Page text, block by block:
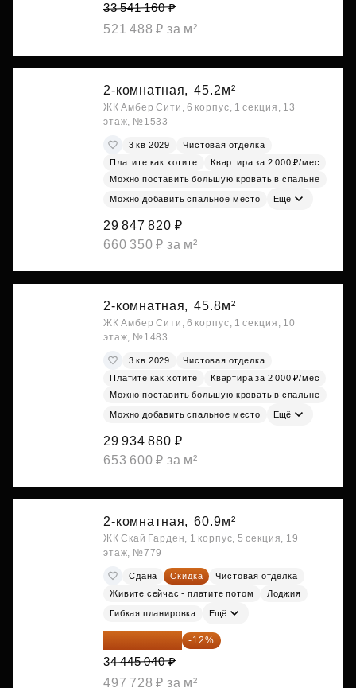
33 541 160 ₽
521 488 ₽ за м²
2-комнатная, 45.2м²
ЖК Амбер Сити, 6 корпус, 1 секция, 13
этаж, №1533
3 кв 2029
Чистовая отделка
Платите как хотите
Квартира за 2 000 ₽/мес
Можно поставить большую кровать в спальне
Можно добавить спальное место Ещё
29 847 820 ₽
660 350 ₽ за м²
2-комнатная, 45.8м²
ЖК Амбер Сити, 6 корпус, 1 секция, 10
этаж, №1483
3 кв 2029
Чистовая отделка
Платите как хотите
Квартира за 2 000 ₽/мес
Можно поставить большую кровать в спальне
Можно добавить спальное место Ещё
29 934 880 ₽
653 600 ₽ за м²
2-комнатная, 60.9м²
ЖК Скай Гарден, 1 корпус, 5 секция, 19
этаж, №779
Сдана Скидка
Чистовая отделка
Живите сейчас - платите потом
Лоджия
Гибкая планировка Ещё
30 311 635 ₽ -12%
34 445 040 ₽
497 728 ₽ за м²